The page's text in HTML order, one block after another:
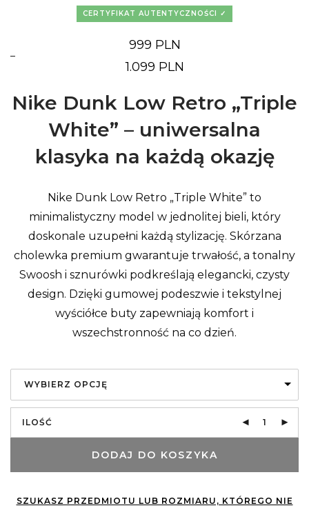
CERTYFIKAT AUTENTYCZNOŚCI
999 PLN
–
1.099 PLN
Zakres
do
1.099 PLN
Nike Dunk Low Retro „Triple
White” – uniwersalna
klasyka na każdą okazję
Nike Dunk Low Retro „Triple White” to
minimalistyczny model w jednolitej bieli, który
doskonale uzupełni każdą stylizację. Skórzana
cholewka premium gwarantuje trwałość, a tonalny
Swoosh i sznurówki podkreślają elegancki, czysty
design. Dzięki gumowej podeszwie i tekstylnej
wyściółce buty zapewniają komfort i
wszechstronność na co dzień.
WYBIERZ OPCJĘ
ILOŚĆ
DODAJ DO KOSZYKA
SZUKASZ PRZEDMIOTU LUB ROZMIARU, KTÓREGO NIE